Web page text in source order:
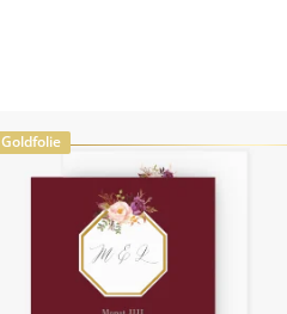
Goldfolie